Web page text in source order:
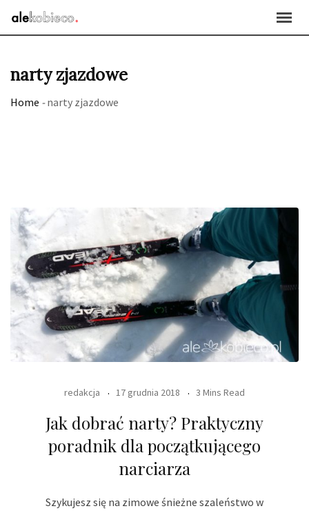
narty zjazdowe
Home -narty zjazdowe
redakcja 17 grudnia 2018 3 Mins Read
Jak dobrać narty? Praktyczny
poradnik dla początkującego
narciarza
Szykujesz się na zimowe śnieżne szaleństwo w